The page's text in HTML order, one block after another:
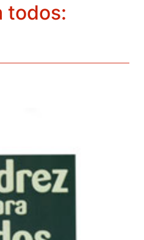
todos: